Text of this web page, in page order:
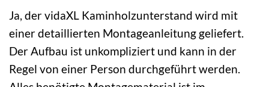
Ja, der vidaXL Kaminholzunterstand wird mit
einer detaillierten Montageanleitung geliefert.
Der Aufbau ist unkompliziert und kann in der
Regel von einer Person durchgeführt werden.